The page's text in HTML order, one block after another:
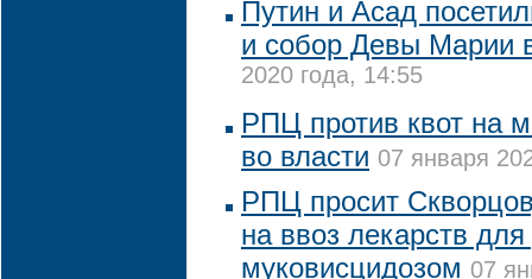
Путин и Асад
и собор Девы Марии
2020 года, 14:55
РПЦ против квот на
во власти 07 января
РПЦ просит
на ввоз лекарств для
муковисцидозом 07